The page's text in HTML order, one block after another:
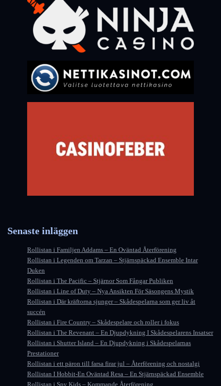
Senaste inläggen
Rollistan i Familjen Addams – En Oväntad Återförening
Rollistan i Legenden om Tarzan – Stjärnspäckad Ensemble Intar
Duken
Rollistan i The Pacific – Stjärnor Som Fångar Publiken
Rollistan i Line of Duty – Nya Ansikten För Säsongens Mystik
Rollistan i Där kräftorna sjunger – Skådespelarna som ger liv åt
succén
Rollistan i Fire Country – Skådespelare och roller i fokus
Rollistan i The Revenant – En Djupdykning I Skådespelarens Insatser
Rollistan i Shutter Island – En Djupdykning i Skådespelarnas
Prestationer
Rollistan i ett päron till farsa firar jul – Återförening och nostalgi
Rollistan I Hobbit-En Oväntad Resa – En Stjärnspäckad Ensemble
Rollistan i Spy Kids – Kommande Återförening